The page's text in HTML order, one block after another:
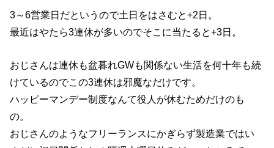
3～6営業日だというので土日をはさむと+2日。
最近はやたら3連休が多いのでそこに当たると+3日。
おじさんは連休も盆暮れGWも関係ない生活を何十年も続
けているのでこの3連休は邪魔なだけです。
ハッピーマンデー制度なんて役人が休むためだけのも
の。
おじさんのようなフリーランスにかぎらず製造業ではい